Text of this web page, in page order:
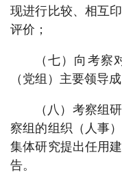
现进行比较、相互
评价；
（七）向考
（党组）主要领导
（八）考察组
察组的组织（人事
集体研究提出任用
告。